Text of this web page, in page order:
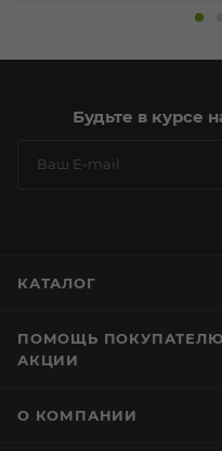
Будьте в курсе
КАТАЛОГ
ПОМОЩЬ ПОКУПАТЕЛЮ
АКЦИИ
О КОМПАНИИ